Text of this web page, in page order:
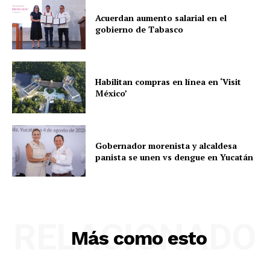
Acuerdan aumento salarial en el
gobierno de Tabasco
Habilitan compras en línea en ‘Visit
México’
Gobernador morenista y alcaldesa
panista se unen vs dengue en Yucatán
Más como esto
RELACIONADO